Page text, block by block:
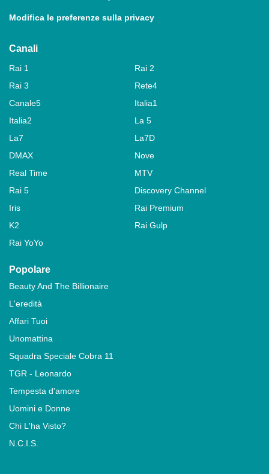
Modifica le preferenze sulla privacy
Canali
Rai 1
Rai 2
Rai 3
Rete4
Canale5
Italia1
Italia2
La 5
La7
La7D
DMAX
Nove
Real Time
MTV
Rai 5
Discovery Channel
Iris
Rai Premium
K2
Rai Gulp
Rai YoYo
Popolare
Beauty And The Billionaire
L'eredità
Affari Tuoi
Unomattina
Squadra Speciale Cobra 11
TGR - Leonardo
Tempesta d'amore
Uomini e Donne
Chi L'ha Visto?
N.C.I.S.